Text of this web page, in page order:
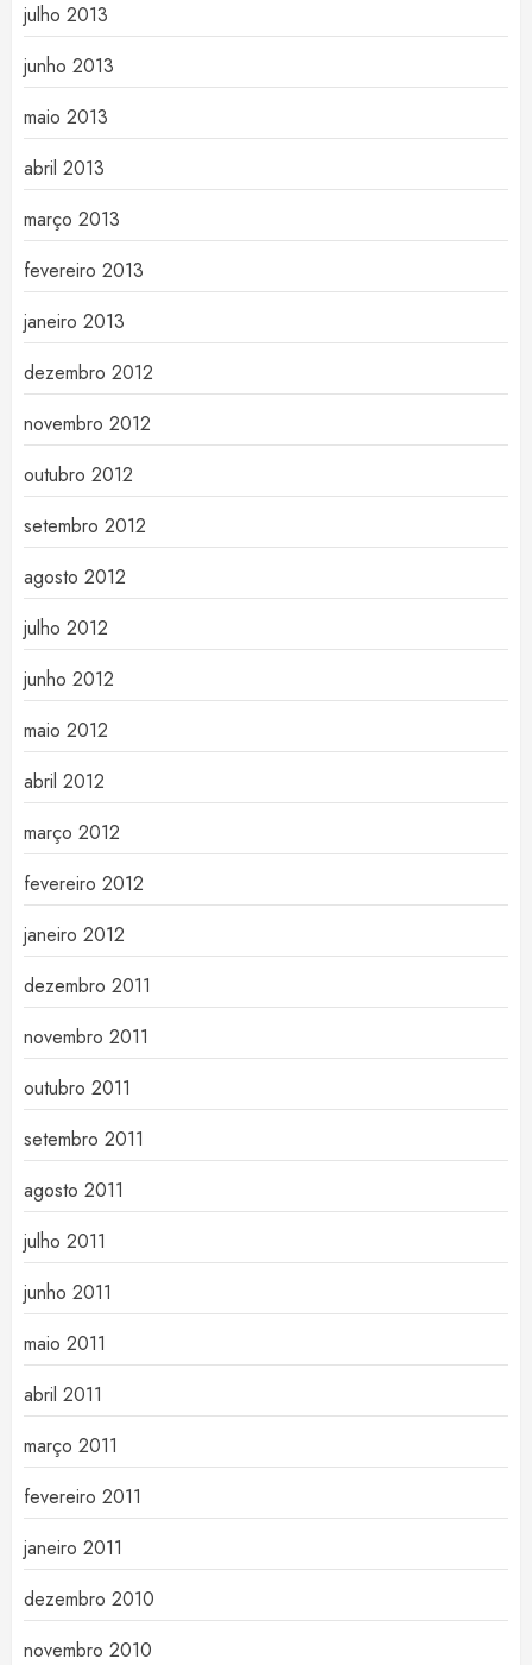
julho 2013
junho 2013
maio 2013
abril 2013
março 2013
fevereiro 2013
janeiro 2013
dezembro 2012
novembro 2012
outubro 2012
setembro 2012
agosto 2012
julho 2012
junho 2012
maio 2012
abril 2012
março 2012
fevereiro 2012
janeiro 2012
dezembro 2011
novembro 2011
outubro 2011
setembro 2011
agosto 2011
julho 2011
junho 2011
maio 2011
abril 2011
março 2011
fevereiro 2011
janeiro 2011
dezembro 2010
novembro 2010